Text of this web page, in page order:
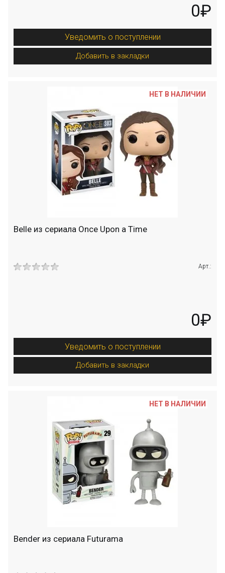
0₽
Уведомить о поступлении
Добавить в закладки
Belle из сериала Once Upon a Time
Арт.:
0₽
Уведомить о поступлении
Добавить в закладки
НЕТ В НАЛИЧИИ
Bender из сериала Futurama
НЕТ В НАЛИЧИИ